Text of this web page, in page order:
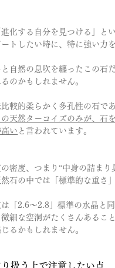
化する自分を見つける」と
トしたい時に、特に強い力
自然の息吹を纏ったこの石
のかもしれません。
較的柔らかく多孔性の石で
天然ターコイズのみが、石
い と言われています。
密度、つまり“中身の詰ま
石の中では「標準的な重さ
「2.6〜2.8」標準の水晶と
細な空洞がたくさんあるこ
るかもしれません。
扱う上で注意したい点